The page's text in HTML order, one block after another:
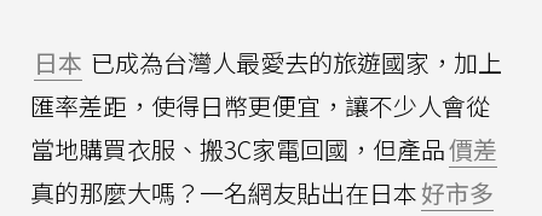
日本 已成為台灣人最愛去的旅遊國家，加上
匯率差距，使得日幣更便宜，讓不少人會從
當地購買衣服、搬3C家電回國，但產品價差
真的那麼大嗎？一名網友貼出在日本好市多